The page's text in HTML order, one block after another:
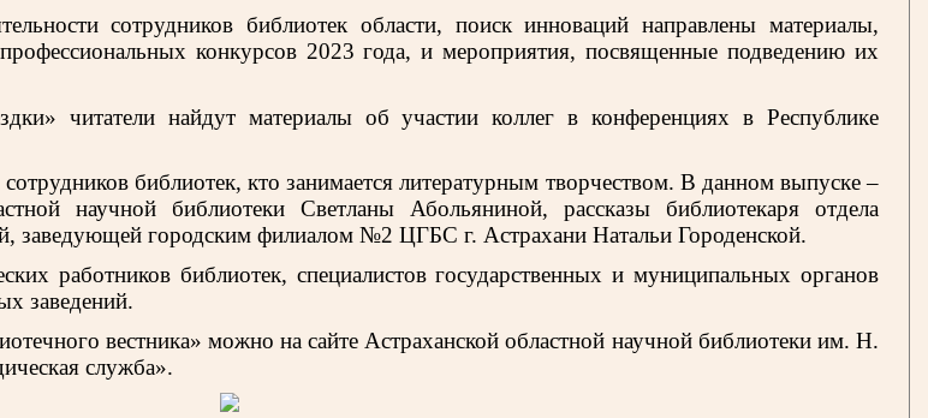
сотрудников библиотек области, поиск инноваций направлены материалы,
конкурсов 2023 года, и мероприятия, посвященные подведению их
читатели найдут материалы об участии коллег в конференциях в Республике
библиотек, кто занимается литературным творчеством. В данном выпуске –
научной библиотеки Светланы Абольяниной, рассказы библиотекаря отдела
заведующей городским филиалом №2 ЦГБС г. Астрахани Натальи Городенской.
работников библиотек, специалистов государственных и муниципальных органов
заведений.
вестника» можно на сайте Астраханской областной научной библиотеки им. Н.
служба».